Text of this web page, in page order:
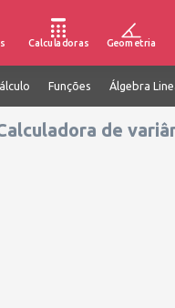
Calculadoras Geometria
Funções Álgebra
de